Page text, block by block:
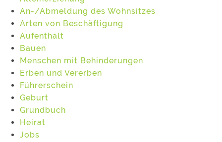
An-/Abmeldung des Wohnsitzes
Arten von Beschäftigung
Aufenthalt
Bauen
Menschen mit Behinderungen
Erben und Vererben
Führerschein
Geburt
Grundbuch
Heirat
Jobs